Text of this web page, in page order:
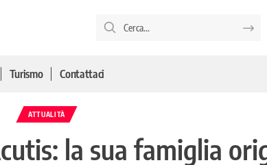
Turismo Contattaci
ATTUALITÀ
la sua famiglia